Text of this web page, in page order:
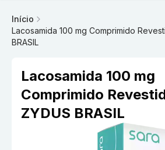
Início
Lacosamida 100 mg Comprimido
BRASIL
Lacosamida 100 mg
Comprimido
ZYDUS BRASIL